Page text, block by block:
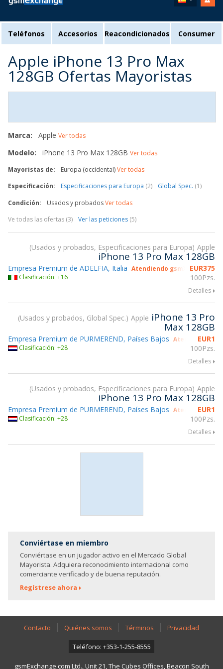
Teléfonos Accesorios Reacondicionados Consumer
Apple iPhone 13 Pro Max
128GB Ofertas Mayoristas
Marca: Apple Ver todas
Modelo: iPhone 13 Pro Max 128GB Ver todas
Mayoristas de:
Europa (occidental)Ver todas
Especificación:
Especificaciones para Europa (2) Global Spec. (1)
Condición:
Usados y probadosVer todas
Ve todas las ofertas (3)
Ver las peticiones (5)
Usados y probados, Especificaciones para Europa Apple
iPhone 13 Pro Max 128GB
EUR375
100Pzs.
Empresa Premium de ADELFIA, Italia Atendiendo gsmX Hong Kong
Clasificación: +16
Detalles
Usados y probados, Global Spec. Apple iPhone 13 Pro
Max 128GB
EUR1
100Pzs.
Empresa Premium de PURMEREND, Países Bajos Atendiendo
Clasificación: +28
Detalles
Usados y probados, Especificaciones para Europa Apple
iPhone 13 Pro Max 128GB
EUR1
100Pzs.
Empresa Premium de PURMEREND, Países Bajos Atendiendo
Clasificación: +28
Detalles
Conviértase en miembro
Conviértase en un jugador activo en el Mercado Global
Mayorista. Adquiera reconocimiento internacional como
comerciante verificado y de buena reputación.
Regístrese ahora
Contacto Quiénes somos Términos Privacidad
Teléfono: +353-1-255-8555
gsmExchange.com Ltd., Unit 21, The Cubes Offices, Beacon South